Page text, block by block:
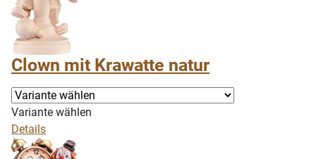
Clown mit Krawatte natur
Variante wählen
Details